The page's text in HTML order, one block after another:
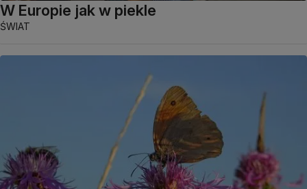
W Europie jak w piekle
ŚWIAT